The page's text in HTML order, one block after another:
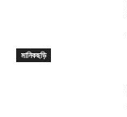
মানিকছড়ি